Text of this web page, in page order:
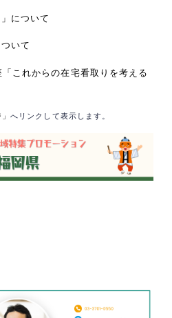
について
いて
これからの在宅看取りを考える
へリンクして表示します。